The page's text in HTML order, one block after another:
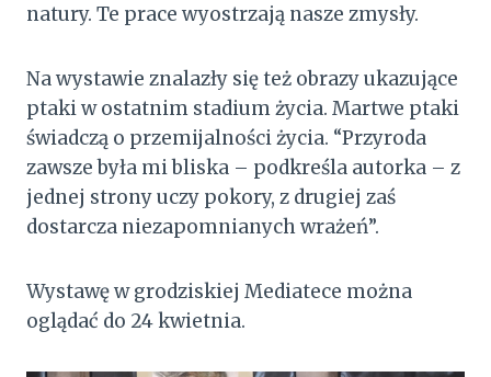
natury. Te prace wyostrzają nasze zmysły.
Na wystawie znalazły się też obrazy ukazujące
ptaki w ostatnim stadium życia. Martwe ptaki
świadczą o przemijalności życia. “Przyroda
zawsze była mi bliska – podkreśla autorka – z
jednej strony uczy pokory, z drugiej zaś
dostarcza niezapomnianych wrażeń”.
Wystawę w grodziskiej Mediatece można
oglądać do 24 kwietnia.